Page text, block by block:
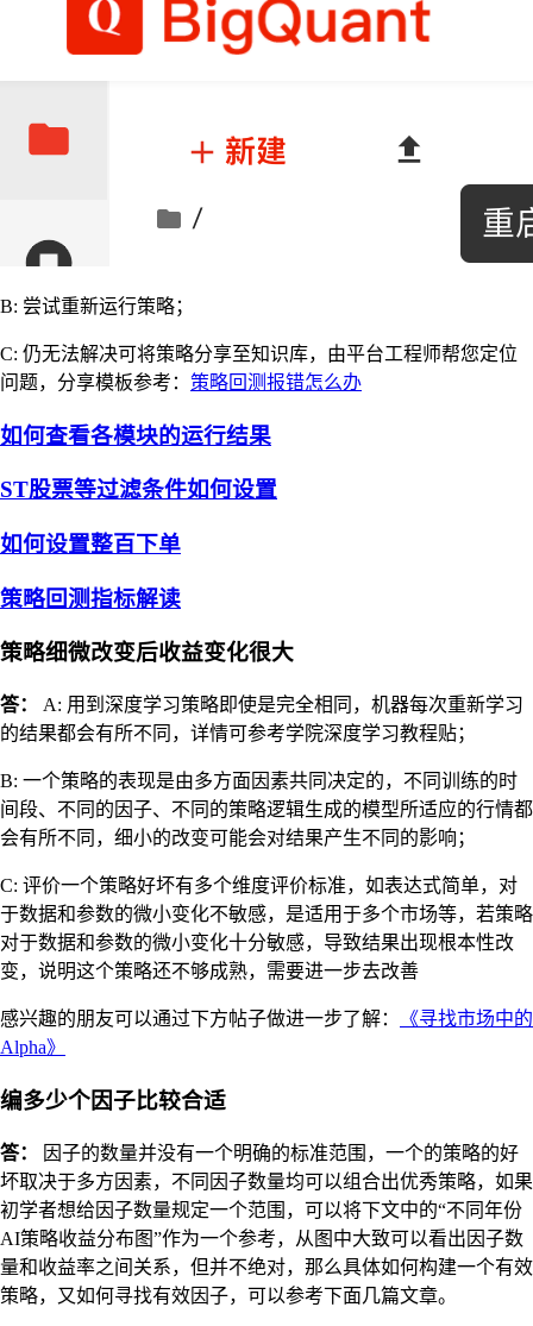
B: 尝试重新运行策略；
C: 仍无法解决可将策略分享至知识库，由平台工程师帮您定位
问题，分享模板参考： 策略回测报错怎么办
如何查看各模块的运行结果
ST股票等过滤条件如何设置
如何设置整百下单
策略回测指标解读
策略细微改变后收益变化很大
答：
A: 用到深度学习策略即使是完全相同，机器每次重新学习
的结果都会有所不同，详情可参考学院深度学习教程贴；
B: 一个策略的表现是由多方面因素共同决定的，不同训练的时
间段、不同的因子、不同的策略逻辑生成的模型所适应的行情都
会有所不同，细小的改变可能会对结果产生不同的影响；
C: 评价一个策略好坏有多个维度评价标准，如表达式简单，对
于数据和参数的微小变化不敏感，是适用于多个市场等，若策略
对于数据和参数的微小变化十分敏感，导致结果出现根本性改
变，说明这个策略还不够成熟，需要进一步去改善
感兴趣的朋友可以通过下方帖子做进一步了解：
《寻找市场中的
Alpha》
编多少个因子比较合适
答：
因子的数量并没有一个明确的标准范围，一个的策略的好
坏取决于多方因素，不同因子数量均可以组合出优秀策略，如果
初学者想给因子数量规定一个范围，可以将下文中的“不同年份
AI策略收益分布图”作为一个参考，从图中大致可以看出因子数
量和收益率之间关系，但并不绝对，那么具体如何构建一个有效
策略，又如何寻找有效因子，可以参考下面几篇文章。